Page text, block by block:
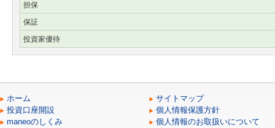
担保
保証
投資家優待
ホーム
投資口座開設
maneoのしくみ
サイトマップ
個人情報保護方針
個人情報のお取扱いについて